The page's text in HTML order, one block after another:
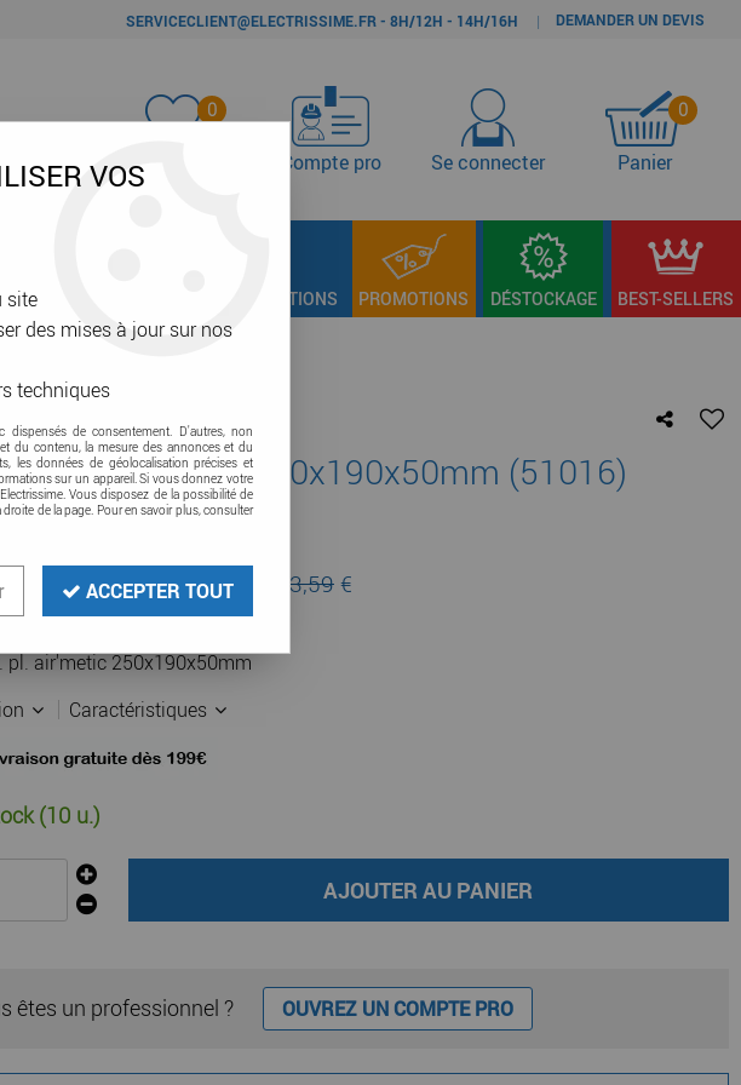
SERVICECLIENT@ELECTRISSIME.FR - 8H/12H - 14H/16H | DEMANDER UN DEVIS
0
Favoris Compte pro Se connecter
0
Panier
& RÉSEAU OUTILLAGE & FIXATIONS PROMOTIONS DÉSTOCKAGE BEST-SELLERS
pl. air'metic 250x190x50mm (51016)
le premier à donner votre avis !
€TTCau lieu de 53,59€
pl. air'metic 250x190x50mm
Caractéristiques
(10 u.)
AJOUTER AU PANIER
êtes un professionnel ? OUVREZ UN COMPTE PRO
VOS
site
des mises à jour sur nos
techniques
de consentement. D'autres, non
du contenu, la mesure des annonces et du
les données de géolocalisation précises et
sur un appareil. Si vous donnez votre
Vous disposez de la possibilité de
de la page. Pour en savoir plus, consulter
ACCEPTER TOUT